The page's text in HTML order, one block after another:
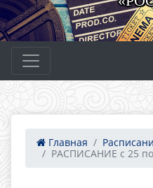
Главная
РАСПИСАНИЕ с 25